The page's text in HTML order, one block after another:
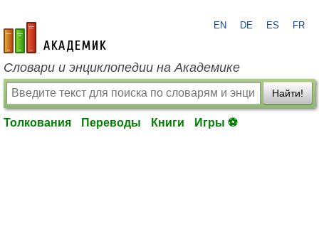
academic.ru
EN DE ES FR
Словари и энциклопедии на Академике
Найти!
Толкования Переводы Книги Игры ⚽